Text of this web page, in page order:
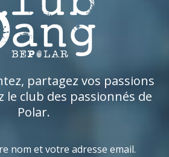
partagez vos passions
le club des passionnés de
Polar.
nom et votre adresse email.